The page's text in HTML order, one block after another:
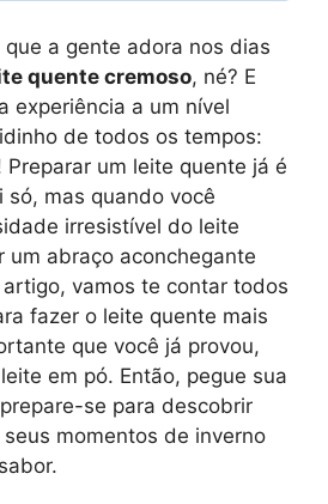
a gente adora nos dias
quente cremoso, né? E
experiência a um nível
de todos os tempos:
Preparar um leite quente já é
só, mas quando você
irresistível do leite
um abraço aconchegante
vamos te contar todos
fazer o leite quente mais
que você já provou,
em pó. Então, pegue sua
se para descobrir
momentos de inverno